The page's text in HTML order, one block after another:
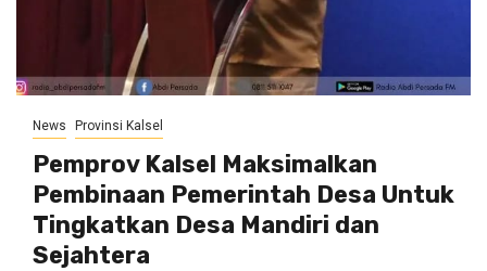
News Provinsi Kalsel
Pemprov Kalsel Maksimalkan
Pembinaan Pemerintah Desa Untuk
Tingkatkan Desa Mandiri dan
Sejahtera